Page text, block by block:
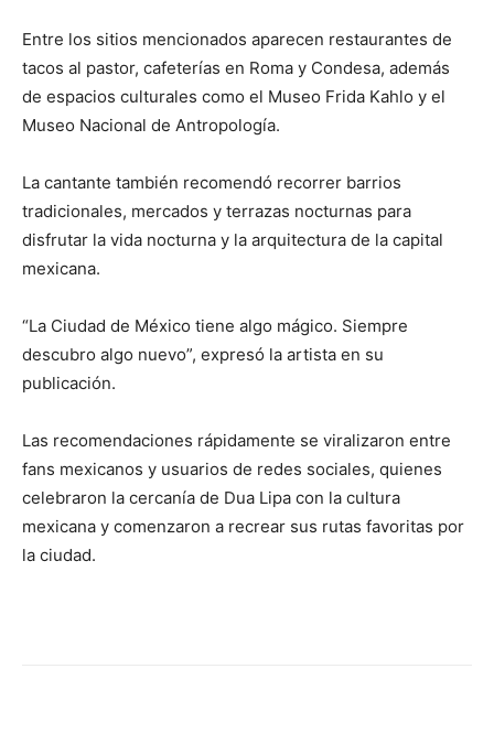
Entre los sitios mencionados aparecen restaurantes de
tacos al pastor, cafeterías en Roma y Condesa, además
de espacios culturales como el Museo Frida Kahlo y el
Museo Nacional de Antropología.
La cantante también recomendó recorrer barrios
tradicionales, mercados y terrazas nocturnas para
disfrutar la vida nocturna y la arquitectura de la capital
mexicana.
“La Ciudad de México tiene algo mágico. Siempre
descubro algo nuevo”, expresó la artista en su
publicación.
Las recomendaciones rápidamente se viralizaron entre
fans mexicanos y usuarios de redes sociales, quienes
celebraron la cercanía de Dua Lipa con la cultura
mexicana y comenzaron a recrear sus rutas favoritas por
la ciudad.